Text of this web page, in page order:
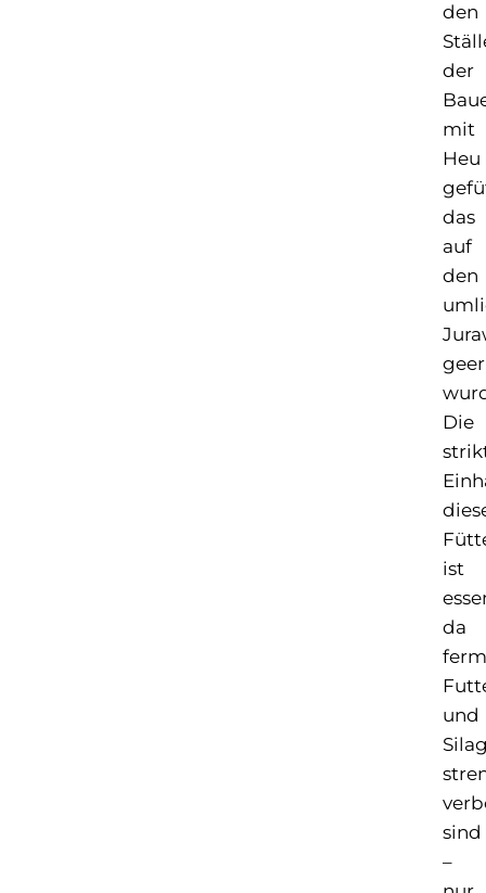
den
der
mit
Heu
das
auf
den
Die
ist
da
und
sind
–